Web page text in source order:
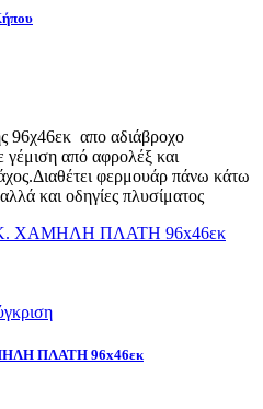
96χ46εκ απο αδιάβροχο
από αφρολέξ και
φερμουάρ πάνω κάτω
και οδηγίες πλυσίματος
ΠΛΑΤΗ 96x46εκ